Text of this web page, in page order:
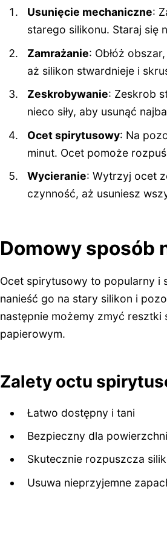
Usunięcie mechaniczne:
starego silikonu. Staraj się
Zamrażanie: Obłóż
aż silikon stwardnieje i
Zeskrobywanie: Zeskrob
nieco siły, aby usunąć
Ocet spirytusowy: Na
minut. Ocet pomoże
Wycieranie: Wytrzyj ocet
czynność, aż usuniesz
Domowy sposób
Ocet spirytusowy to popularny i
nanieść go na stary silikon i
następnie możemy zmyć
papierowym.
Zalety octu
Łatwo dostępny i tani
Bezpieczny dla
Skutecznie rozpuszcza
Usuwa nieprzyjemne